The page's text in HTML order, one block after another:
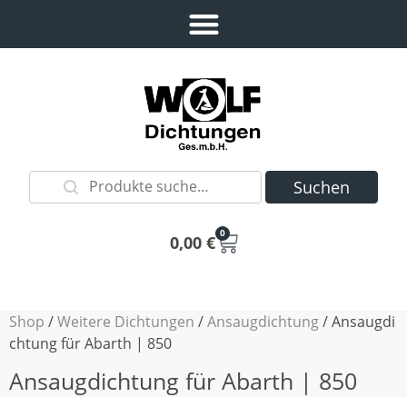
Suchen
0,00 € 0
Shop /Weitere Dichtungen /Ansaugdichtung/ Ansaugdi
chtung für Abarth | 850
Ansaugdichtung für Abarth | 850